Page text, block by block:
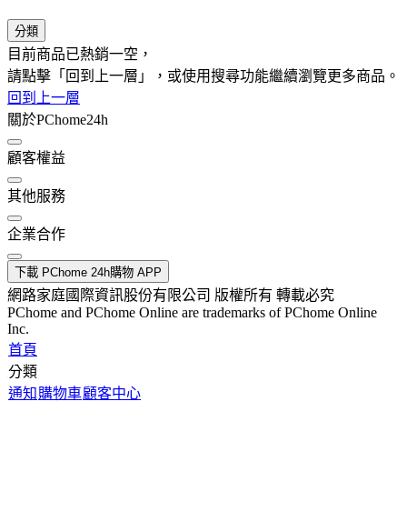
分類
目前商品已熱銷一空，
請點擊「回到上一層」，或使用搜尋功能繼續瀏覽更多商品。
回到上一層
關於PChome24h
顧客權益
其他服務
企業合作
下載 PChome 24h購物 APP
網路家庭國際資訊股份有限公司 版權所有 轉載必究
PChome and PChome Online are trademarks of PChome Online
Inc.
首頁
分類
通知 購物車顧客中心